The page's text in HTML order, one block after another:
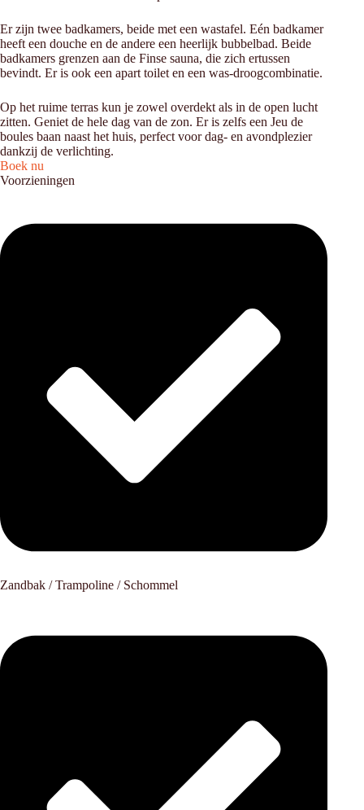
Er zijn twee badkamers, beide met een wastafel. Eén badkamer
heeft een douche en de andere een heerlijk bubbelbad. Beide
badkamers grenzen aan de Finse sauna, die zich ertussen
bevindt. Er is ook een apart toilet en een was-droogcombinatie.
Op het ruime terras kun je zowel overdekt als in de open lucht
zitten. Geniet de hele dag van de zon. Er is zelfs een Jeu de
boules baan naast het huis, perfect voor dag- en avondplezier
dankzij de verlichting.
Boek nu
Voorzieningen
Zandbak / Trampoline / Schommel